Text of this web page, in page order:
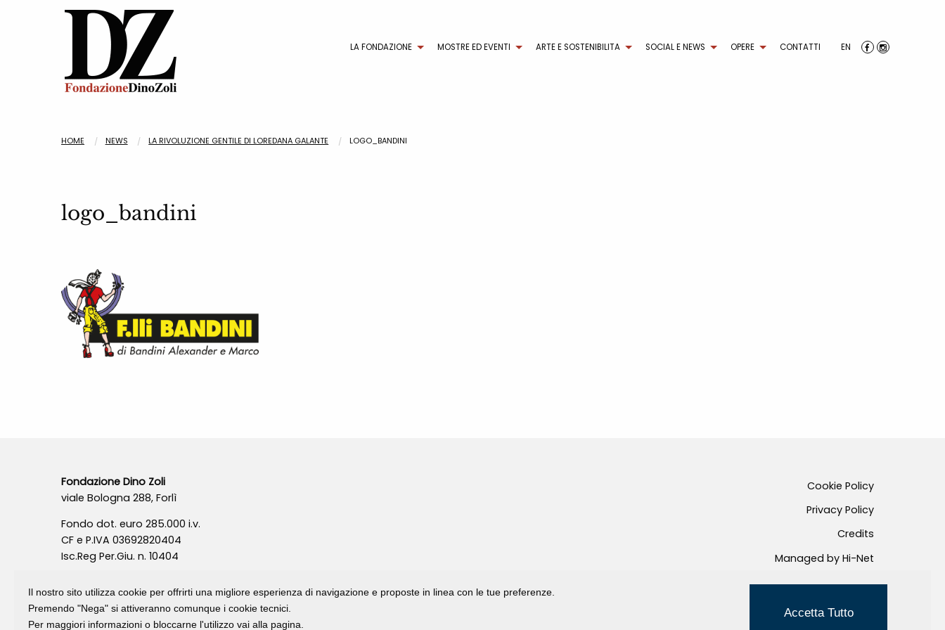
LA FONDAZIONE MOSTRE ED EVENTI ARTE E SOSTENIBILITA SOCIAL E NEWS OPERE CONTATTI EN
HOME NEWS LA RIVOLUZIONE GENTILE DI LOREDANA GALANTE LOGO_BANDINI
logo_bandini
Fondazione Dino Zoli
viale Bologna 288, Forlì
Fondo dot. euro 285.000 i.v.
CF e P.IVA 03692820404
Isc.Reg Per.Giu. n. 10404
Cookie Policy
Privacy Policy
Credits
Managed by Hi-Net
Il nostro sito utilizza cookie per offrirti una migliore esperienza di navigazione e proposte in linea con le tue preferenze.
Premendo "Nega" si attiveranno comunque i cookie tecnici.
Per maggiori informazioni o bloccarne l'utilizzo vai alla pagina.
Accetta Tutto